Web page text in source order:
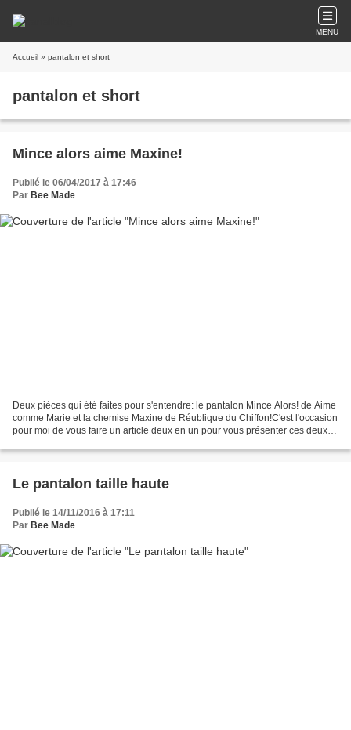
MENU
Accueil » pantalon et short
pantalon et short
Mince alors aime Maxine!
Publié le 06/04/2017 à 17:46
Par Bee Made
Deux pièces qui été faites pour s'entendre: le pantalon Mince Alors! de Aime
comme Marie et la chemise Maxine de Réublique du Chiffon!C'est l'occasion
pour moi de vous faire un article deux en un pour vous présenter ces deux
Le pantalon taille haute
Publié le 14/11/2016 à 17:11
Par Bee Made